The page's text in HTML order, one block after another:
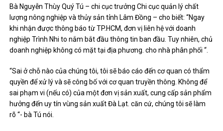
Bà Nguyễn Thùy Quý Tú – chi cục trưởng Chi cục quản lý chất
lượng nông nghiệp và thủy sản tỉnh Lâm Đồng – cho biết: “Ngay
khi nhận được thông báo từ TP.HCM, đơn vị liên hệ với doanh
nghiệp Trình Nhi to nắm bắt đầu thông tin ban đầu. Tuy nhiên, chủ
doanh nghiệp không có mặt tại địa phương. cho nhà phân phối “.
“Sai ở chỗ nào của chúng tôi, tôi sẽ báo cáo đến cơ quan có thẩm
quyền để xử lý và sẽ công bố với cơ quan truyền thông. Không để
sai phạm vi (nếu có) của một đơn vị sản xuất, cung cấp sản phẩm
hưởng đến uy tín vùng sản xuất Đà Lạt. căn cứ, chúng tôi sẽ làm
rõ “- bà Tú nói.